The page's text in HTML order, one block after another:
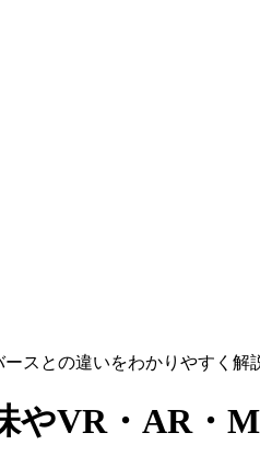
スとの違いをわかりやすく解
VR・AR・